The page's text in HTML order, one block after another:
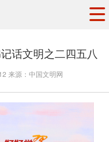
地方交流
文明创建
文明矩阵
话文明之二四五八
来源： 中国文明网